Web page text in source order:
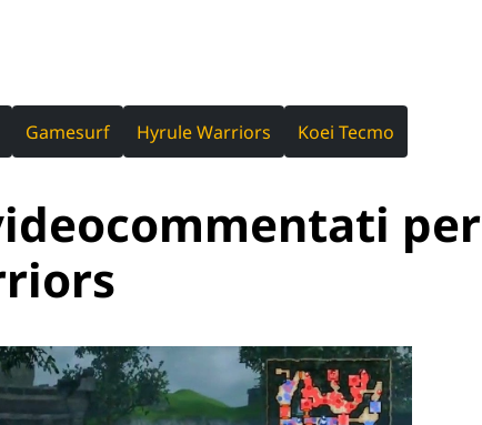
Gamesurf Hyrule Warriors Koei Tecmo
per